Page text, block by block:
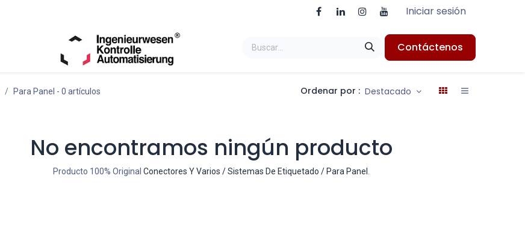
Iniciar sesión
Contáctenos
Para Panel - 0 artículos Ordenar por : Destacado
No encontramos ningún producto
Producto 100% OriginalConectores Y Varios / Sistemas De Etiquetado / Para Panel